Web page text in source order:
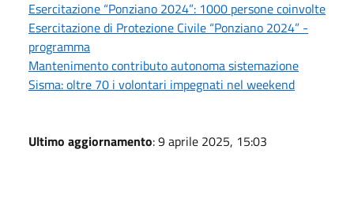
Esercitazione “Ponziano 2024”: 1000 persone coinvolte
Esercitazione di Protezione Civile “Ponziano 2024” -
programma
Mantenimento contributo autonoma sistemazione
Sisma: oltre 70 i volontari impegnati nel weekend
Ultimo aggiornamento: 9 aprile 2025, 15:03